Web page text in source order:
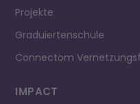
Projekte
Graduiertenschule
Connectom
IMPACT